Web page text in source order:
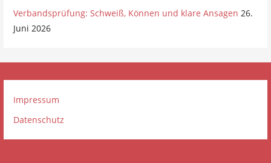
Verbandsprüfung: Schweiß, Können und klare Ansagen 26.
Juni 2026
Impressum
Datenschutz